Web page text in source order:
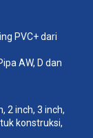
AW, D dan